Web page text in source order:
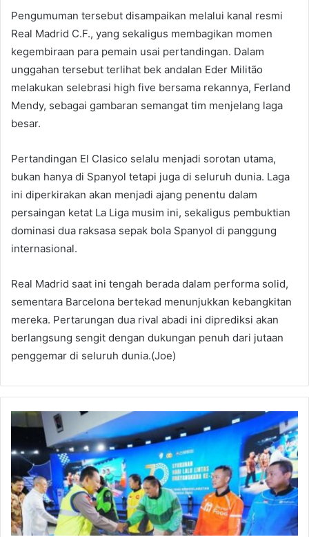
Pengumuman tersebut disampaikan melalui kanal resmi
Real Madrid C.F., yang sekaligus membagikan momen
kegembiraan para pemain usai pertandingan. Dalam
unggahan tersebut terlihat bek andalan Eder Militão
melakukan selebrasi high five bersama rekannya, Ferland
Mendy, sebagai gambaran semangat tim menjelang laga
besar.
Pertandingan El Clasico selalu menjadi sorotan utama,
bukan hanya di Spanyol tetapi juga di seluruh dunia. Laga
ini diperkirakan akan menjadi ajang penentu dalam
persaingan ketat La Liga musim ini, sekaligus pembuktian
dominasi dua raksasa sepak bola Spanyol di panggung
internasional.
Real Madrid saat ini tengah berada dalam performa solid,
sementara Barcelona bertekad menunjukkan kebangkitan
mereka. Pertarungan dua rival abadi ini diprediksi akan
berlangsung sengit dengan dukungan penuh dari jutaan
penggemar di seluruh dunia.(Joe)